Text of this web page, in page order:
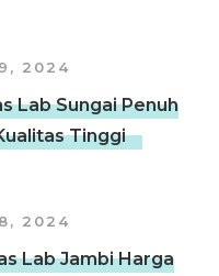
2024
Lab Sungai Penuh
Tinggi
2024
Lab Jambi Harga